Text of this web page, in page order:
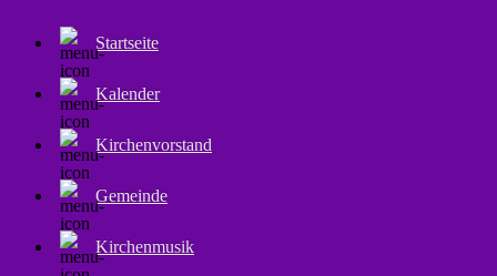
Startseite
Kalender
Kirchenvorstand
Gemeinde
Kirchenmusik